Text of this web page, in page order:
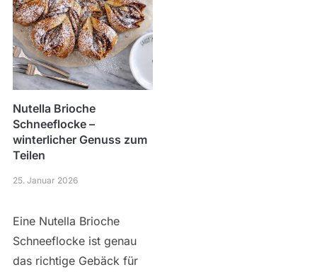
Nutella Brioche
Schneeflocke –
winterlicher Genuss zum
Teilen
25. Januar 2026
Eine Nutella Brioche
Schneeflocke ist genau
das richtige Gebäck für